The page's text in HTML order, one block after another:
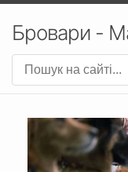
Бровари -